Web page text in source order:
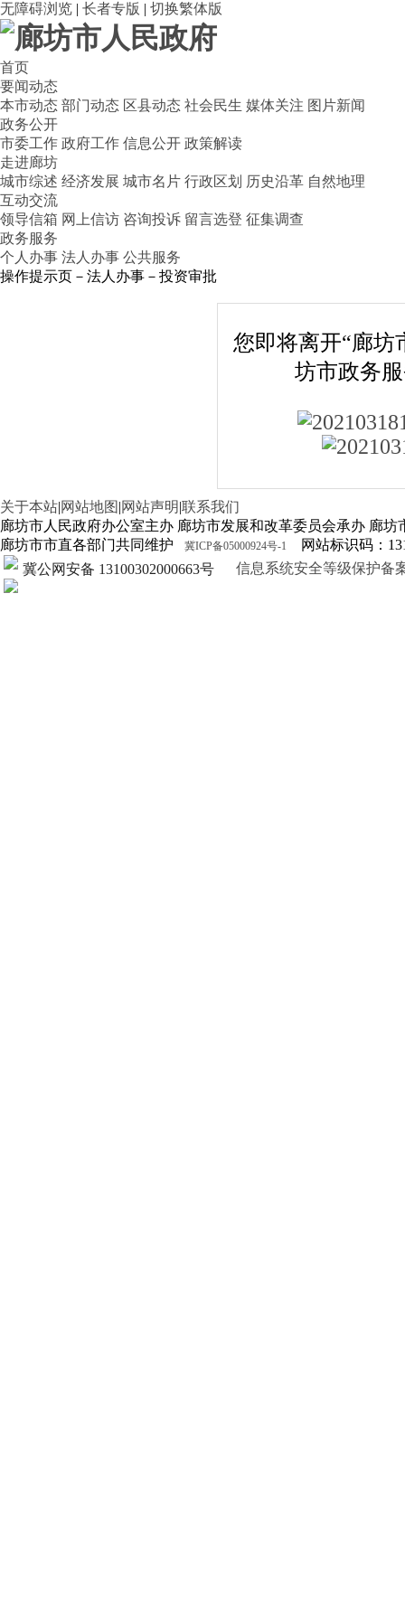
无障碍浏览 | 长者专版 | 切换繁体版
首页
要闻动态
本市动态 部门动态 区县动态 社会民生 媒体关注 图片新闻
政务公开
市委工作 政府工作 信息公开 政策解读
走进廊坊
城市综述 经济发展 城市名片 行政区划 历史沿革 自然地理
互动交流
领导信箱 网上信访 咨询投诉 留言选登 征集调查
政务服务
个人办事 法人办事 公共服务
操作提示页－法人办事－投资审批
您即将离开“廊坊
坊市政务
关于本站|网站地图 |网站声明|联系我们
廊坊市人民政府办公室主办 廊坊市发展和改革委员会承办 廊坊
廊坊市市直各部门共同维护
冀ICP备05000924号-1
网站标识码：
冀公网安备 13100302000663号
信息系统安全等级保护备